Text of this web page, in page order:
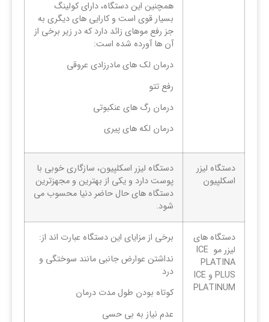
همچنین این دستگاه، دارای کولینگ
بسیار قوی است و کارایی های دیگری به
جز رفع موهای زائد دارد که در زیر برخی از
آن ها آورده شده است:
درمان لک های مادرزادی عروقی
رفع تتو
درمان رگ های عنکبوتی
درمان لکه های پیری
دستگاه لیزر
اسکلپیون
دستگاه لیزر اسکلپیون، سازگاری خوبی با
پوست دارد و یکی از بهترین و مجهزترین
دستگاه ‌های حال حاضر دنیا محسوب می‌
شود.
دستگاه های
لیزر مو ICE
PLATINA
PLUS و ICE
PLATINUM
برخی از مزایای این دستگاه عبارت اند از:
نداشتن عوارض جانبی مانند سوختگی و
درد
کوتاه بودن طول مدت درمان
عدم نیاز به بی حسی